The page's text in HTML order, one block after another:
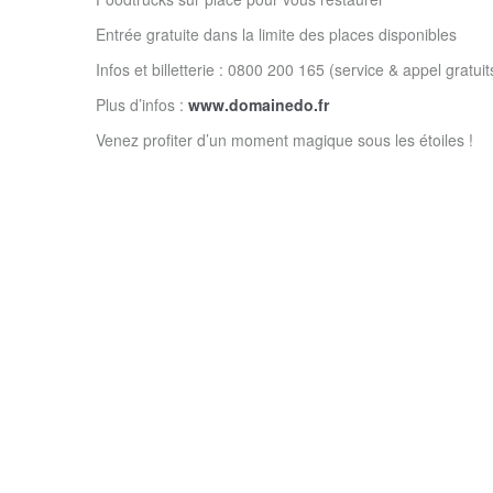
Entrée gratuite dans la limite des places disponibles
Infos et billetterie : 0800 200 165 (service & appel
Plus d’infos : www.domainedo.fr
Venez profiter d’un moment magique sous les étoiles !